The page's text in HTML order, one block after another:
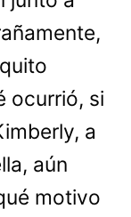
ocurrió, si
a
aún
motivo